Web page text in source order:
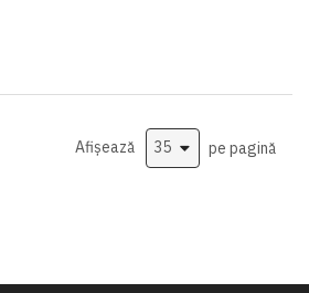
Afișează pe pagină